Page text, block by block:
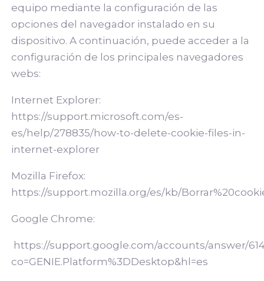
equipo mediante la configuración de las
opciones del navegador instalado en su
dispositivo. A continuación, puede acceder a la
configuración de los principales navegadores
webs:
Internet Explorer:
https://support.microsoft.com/es-
es/help/278835/how-to-delete-cookie-files-in-
internet-explorer
Mozilla Firefox:
https://support.mozilla.org/es/kb/
Google Chrome:
https://support.google.com/accounts/answer/
co=GENIE.Platform%3DDesktop&hl=es